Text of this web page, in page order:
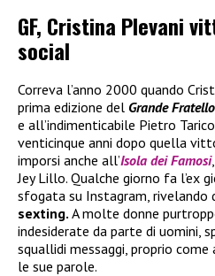
GF, Cristina Plevani
social
Correva l’anno 2000 quando
prima edizione del Grande Fratello
e all’indimenticabile Pietro
venticinque anni dopo quella
imporsi anche all’Isola dei Famosi
Jey Lillo. Qualche giorno fa l’ex
sfogata su Instagram, rivelando
sexting. A molte donne
indesiderate da parte di uomini,
squallidi messaggi, proprio
le sue parole.